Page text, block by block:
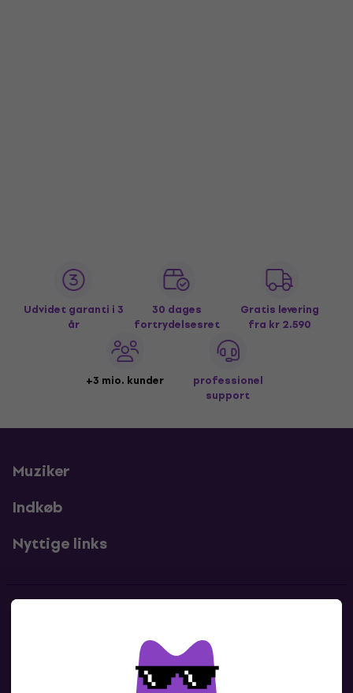
Udvidet garanti i 3
år
30 dages
fortrydelsesret
Gratis levering
fra kr 2.590
+3 mio. kunder
professionel
support
Muziker
Indkøb
Nyttige links
Kontakt os